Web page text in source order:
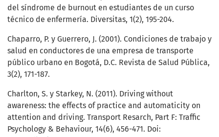
del síndrome de burnout en estudiantes de un curso
técnico de enfermería. Diversitas, 1(2), 195-204.
Chaparro, P. y Guerrero, J. (2001). Condiciones de trabajo y
salud en conductores de una empresa de transporte
público urbano en Bogotá, D.C. Revista de Salud Pública,
3(2), 171-187.
Charlton, S. y Starkey, N. (2011). Driving without
awareness: the effects of practice and automaticity on
attention and driving. Transport Resarch, Part F: Traffic
Psychology & Behaviour, 14(6), 456-471. Doi: